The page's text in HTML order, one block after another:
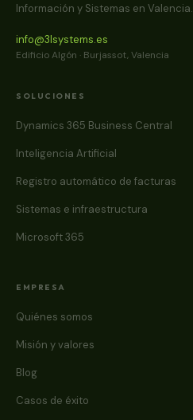
Información y Sistemas en Valencia.
info@3lsystems.es
Edificio Algón · Burjassot, Valencia
SOLUCIONES
Dynamics 365 Business Central
Inteligencia Artificial
Registro automático de facturas
Sistemas e infraestructura
Microsoft 365
EMPRESA
Quiénes somos
Misión y valores
Blog
Casos de éxito